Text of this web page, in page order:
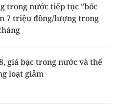
trong nước tiếp tục "bốc
7 triệu đồng/lượng trong
giá bạc trong nước và thế
loạt giảm